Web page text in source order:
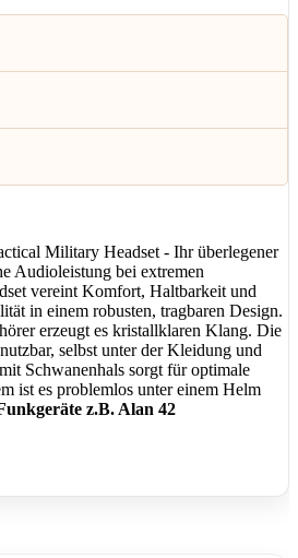
Military Headset - Ihr überlegener
Audioleistung bei extremen
vereint Komfort, Haltbarkeit und
in einem robusten, tragbaren Design.
erzeugt es kristallklaren Klang. Die
selbst unter der Kleidung und
Schwanenhals sorgt für optimale
ist es problemlos unter einem Helm
z.B. Alan 42